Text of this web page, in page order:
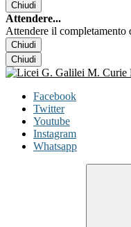
Chiudi
Attendere...
Attendere il completamento
Chiudi
Chiudi
Facebook
Twitter
Youtube
Instagram
Whatsapp